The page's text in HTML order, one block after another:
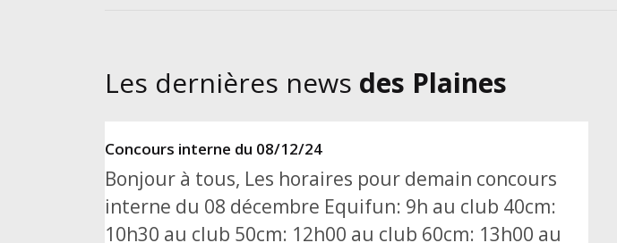
Les dernières news des Plaines
Concours interne du 08/12/24
Bonjour à tous, Les horaires pour demain concours
interne du 08 décembre Equifun: 9h au club 40cm:
10h30 au club 50cm: 12h00 au club 60cm: 13h00 au